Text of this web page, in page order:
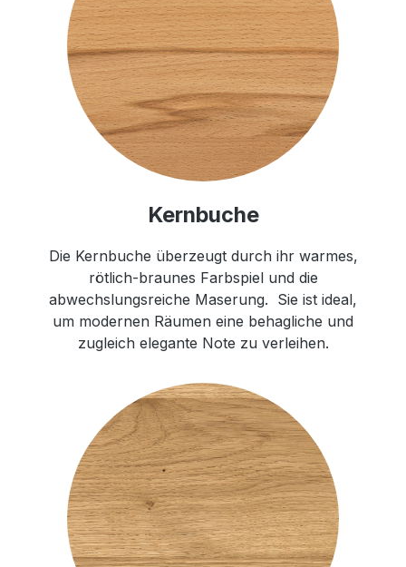
Kernbuche
Die Kernbuche überzeugt durch ihr warmes,
rötlich-braunes Farbspiel und die
abwechslungsreiche Maserung. Sie ist ideal,
um modernen Räumen eine behagliche und
zugleich elegante Note zu verleihen.